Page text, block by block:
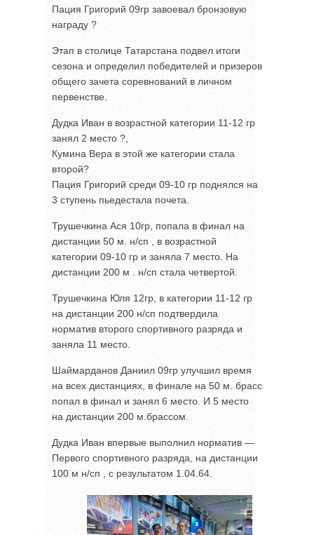
Пация Григорий 09гр завоевал бронзовую
награду ?
Этап в столице Татарстана подвел итоги
сезона и определил победителей и призеров
общего зачета соревнований в личном
первенстве.
Дудка Иван в возрастной категории 11-12 гр
занял 2 место ?,
Кумина Вера в этой же категории стала
второй?
Пация Григорий среди 09-10 гр поднялся на
3 ступень пьедестала почета.
Трушечкина Ася 10гр, попала в финал на
дистанции 50 м. н/сп , в возрастной
категории 09-10 гр и заняла 7 место. На
дистанции 200 м . н/сп стала четвертой.
Трушечкина Юля 12гр, в категории 11-12 гр
на дистанции 200 н/сп подтвердила
норматив второго спортивного разряда и
заняла 11 место.
Шаймарданов Даниил 09гр улучшил время
на всех дистанциях, в финале на 50 м. брасс
попал в финал и занял 6 место. И 5 место
на дистанции 200 м.брассом.
Дудка Иван впервые выполнил норматив —
Первого спортивного разряда, на дистанции
100 м н/сп , с результатом 1.04.64.